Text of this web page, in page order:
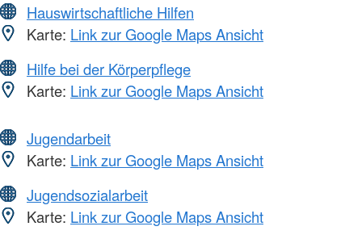
Hauswirtschaftliche Hilfen
Karte: Link zur Google Maps Ansicht
Hilfe bei der Körperpflege
Karte: Link zur Google Maps Ansicht
Jugendarbeit
Karte: Link zur Google Maps Ansicht
Jugendsozialarbeit
Karte: Link zur Google Maps Ansicht